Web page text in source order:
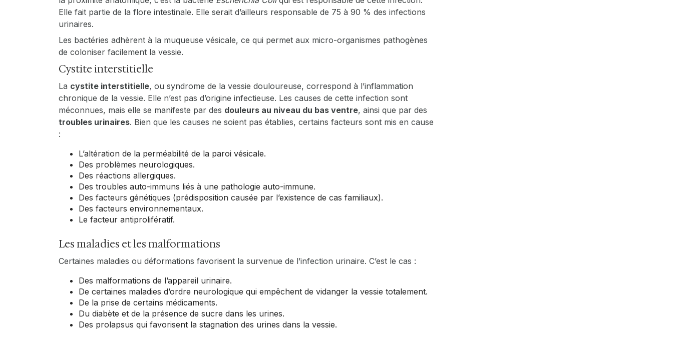
Elle fait partie de la flore intestinale. Elle serait d’ailleurs responsable de 75 à 90 % des infections
urinaires.
Les bactéries adhèrent à la muqueuse vésicale, ce qui permet aux micro-organismes pathogènes
de coloniser facilement la vessie.
Cystite interstitielle
La cystite interstitielle, ou syndrome de la vessie douloureuse, correspond à l’inflammation
chronique de la vessie. Elle n’est pas d’origine infectieuse. Les causes de cette infection sont
méconnues, mais elle se manifeste par des douleurs au niveau du bas ventre, ainsi que par des
troubles urinaires. Bien que les causes ne soient pas établies, certains facteurs sont mis en cause
:
L’altération de la perméabilité de la paroi vésicale.
Des problèmes neurologiques.
Des réactions allergiques.
Des troubles auto-immuns liés à une pathologie auto-immune.
Des facteurs génétiques (prédisposition causée par l’existence de cas familiaux).
Des facteurs environnementaux.
Le facteur antiprolifératif.
Les maladies et les malformations
Certaines maladies ou déformations favorisent la survenue de l’infection urinaire. C’est le cas :
Des malformations de l’appareil urinaire.
De certaines maladies d’ordre neurologique qui empêchent de vidanger la vessie totalement.
De la prise de certains médicaments.
Du diabète et de la présence de sucre dans les urines.
Des prolapsus qui favorisent la stagnation des urines dans la vessie.